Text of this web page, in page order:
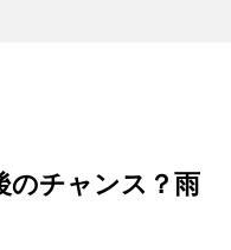
のチャンス？雨